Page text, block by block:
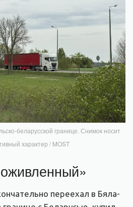
беларусской границе. Снимок носит
характер / MOST
переехал в Бяла-